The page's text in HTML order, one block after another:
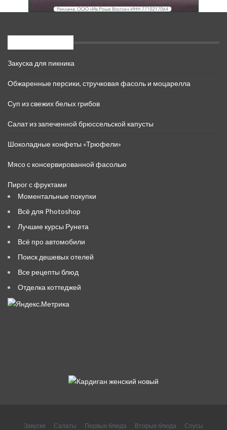
Закуска для пикника
Обжаренные персики, стручковая фасоль и моцарелла
Суп из свежих белых грибов
Салат из запеченной брюссельской капусты
Шоколадные конфеты «Трюфели»
Мясо с консервированной фасолью
Пирог с фруктами
Моментальные покупки
Всё для Photoshop
Лучшие курсы Рунета
Всё про автомобили
Поиск дешевых отелей
Все рецепты блюд
Отделка коттеджей
Закуски Салаты Первые блюда Вторые блюда Соусы